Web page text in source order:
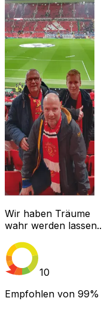
Wir haben Träume
wahr werden lassen..
10
Empfohlen von 99%